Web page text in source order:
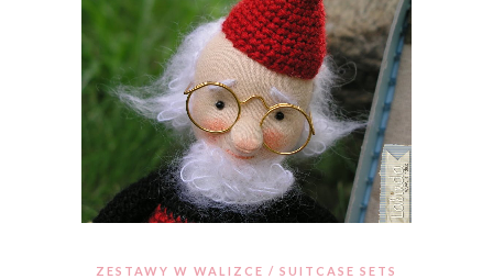
ZESTAWY W WALIZCE / SUITCASE SETS